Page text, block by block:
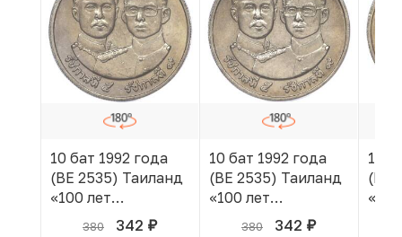
10 бат 1992 года
(BE 2535) Таиланд
«100 лет
Министерству
380 342 руб.
В КОРЗИНЕ
10 бат 1992 года
(BE 2535) Таиланд
«100 лет
Министерству
380 342 руб.
В КОРЗИНЕ
10
(BE